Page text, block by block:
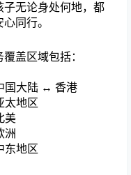
子无论身处何地，都
同行。
覆盖区域包括：
国大陆 ↔ 香港
太地区
美
洲
东地区